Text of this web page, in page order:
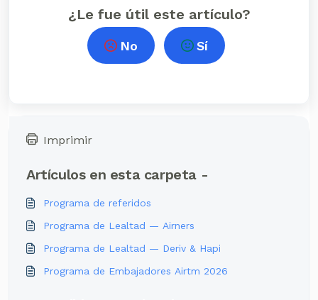
¿Le fue útil este artículo?
No Sí
Imprimir
Artículos en esta carpeta -
Programa de referidos
Programa de Lealtad — Airners
Programa de Lealtad — Deriv & Hapi
Programa de Embajadores Airtm 2026